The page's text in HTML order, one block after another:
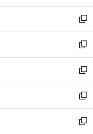
開
く
ウ
で
開
く
ン
ド
ウ
で
開
く
ウ
ィ
ン
ド
ウ
で
開
く
新
し
い
ウ
ィ
ン
ド
ウ
で
新
し
い
ウ
ィ
ン
ド
新
し
い
ウ
ィ
新
し
い
新